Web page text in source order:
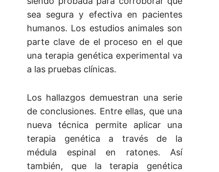
sea segura y efectiva en pacientes
humanos. Los estudios animales son
parte clave de el proceso en el que
una terapia genética experimental va
a las pruebas clínicas.
Los hallazgos demuestran una serie
de conclusiones. Entre ellas, que una
nueva técnica permite aplicar una
terapia genética a través de la
médula espinal en ratones. Así
también, que la terapia genética